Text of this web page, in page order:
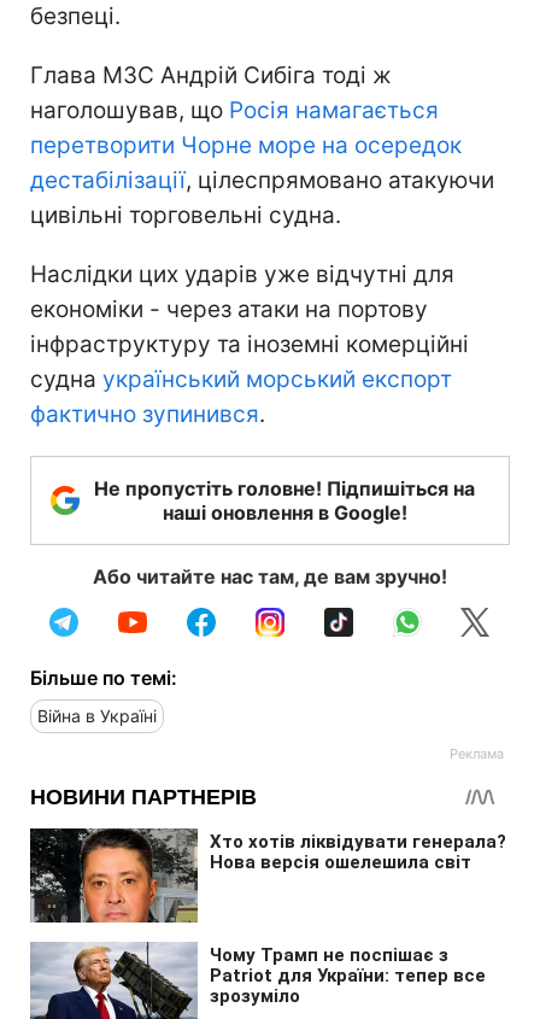
безпеці.
Глава МЗС Андрій Сибіга тоді ж
наголошував, що Росія намагається
перетворити Чорне море на осередок
дестабілізації, цілеспрямовано атакуючи
цивільні торговельні судна.
Наслідки цих ударів уже відчутні для
економіки - через атаки на портову
інфраструктуру та іноземні комерційні
судна український морський експорт
фактично зупинився.
Не пропустіть головне! Підпишіться на
наші оновлення в Google!
Або читайте нас там, де вам зручно!
Більше по темі:
Війна в Україні